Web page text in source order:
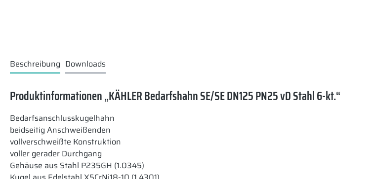
Beschreibung Downloads
Produktinformationen „KÄHLER Bedarfshahn SE/SE DN125 PN25 vD Stahl 6-kt.“
Bedarfsanschlusskugelhahn
beidseitig Anschweißenden
vollverschweißte Konstruktion
voller gerader Durchgang
Gehäuse aus Stahl P235GH (1.0345)